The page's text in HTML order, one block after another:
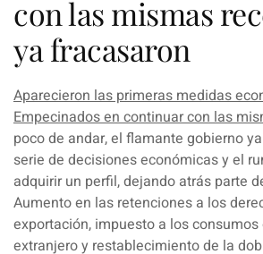
con las mismas
ya fracasaron
Aparecieron las primeras medidas
Empecinados en continuar con las
poco de andar, el flamante gobierno
serie de decisiones económicas y el
adquirir un perfil, dejando atrás parte
Aumento en las retenciones a los
exportación, impuesto a los
extranjeroy restablecimiento de la